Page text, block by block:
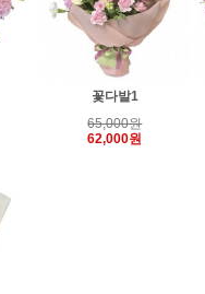
꽃다발1
65,000원
62,000원